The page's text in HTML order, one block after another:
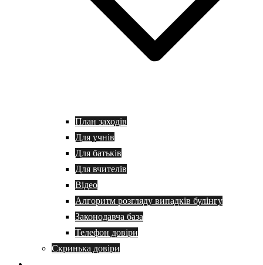
План заходів
Для учнів
Для батьків
Для вчителів
Відео
Алгоритм розгляду випадків булінгу
Законодавча база
Телефон довіри
Скринька довіри